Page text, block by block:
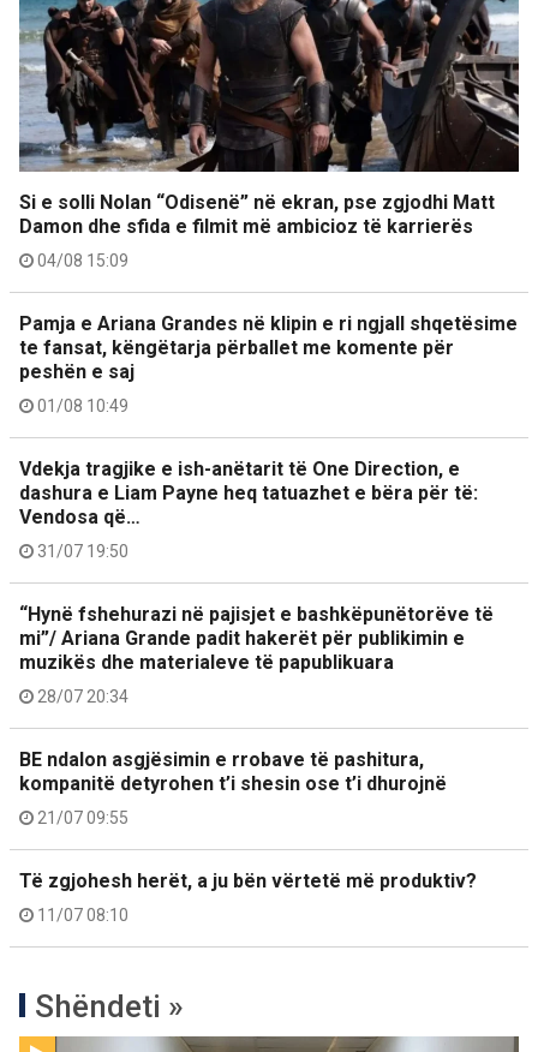
Si e solli Nolan “Odisenë” në ekran, pse zgjodhi Matt
Damon dhe sfida e filmit më ambicioz të karrierës
04/08 15:09
Pamja e Ariana Grandes në klipin e ri ngjall shqetësime
te fansat, këngëtarja përballet me komente për
peshën e saj
01/08 10:49
Vdekja tragjike e ish-anëtarit të One Direction, e
dashura e Liam Payne heq tatuazhet e bëra për të:
Vendosa që…
31/07 19:50
“Hynë fshehurazi në pajisjet e bashkëpunëtorëve të
mi”/ Ariana Grande padit hakerët për publikimin e
muzikës dhe materialeve të papublikuara
28/07 20:34
BE ndalon asgjësimin e rrobave të pashitura,
kompanitë detyrohen t’i shesin ose t’i dhurojnë
21/07 09:55
Të zgjohesh herët, a ju bën vërtetë më produktiv?
11/07 08:10
Shëndeti »